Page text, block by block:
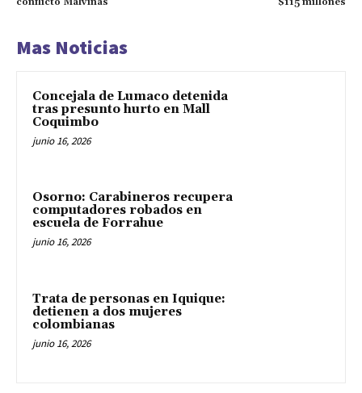
Mas Noticias
Concejala de Lumaco detenida
tras presunto hurto en Mall
Coquimbo
junio 16, 2026
Osorno: Carabineros recupera
computadores robados en
escuela de Forrahue
junio 16, 2026
Trata de personas en Iquique:
detienen a dos mujeres
colombianas
junio 16, 2026